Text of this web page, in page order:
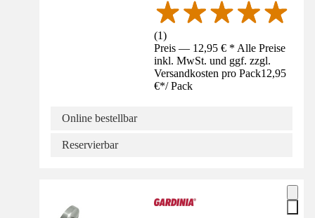
(1)
Preis — 12,95 € * Alle Preise
inkl. MwSt. und ggf. zzgl.
Versandkosten pro Pack12,95
€*/ Pack
Online bestellbar
Reservierbar